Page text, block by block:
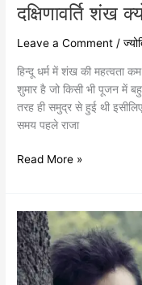
दक्षिणावर्ति शंख
Leave a Comment /
हिन्दू धर्म में शंख की महत्वता
शुमार है जो किसी भी पूजन में
तरह ही समुद्र से हुई थी
समय पहले राजा
Read More »
सौभाग्य
बीसा
यंत्र
से